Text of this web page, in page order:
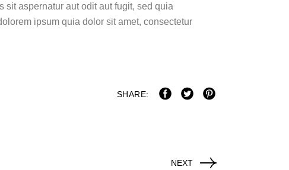
aspernatur aut odit aut fugit, sed quia
ipsum quia dolor sit amet, consectetur
SHARE:
NEXT